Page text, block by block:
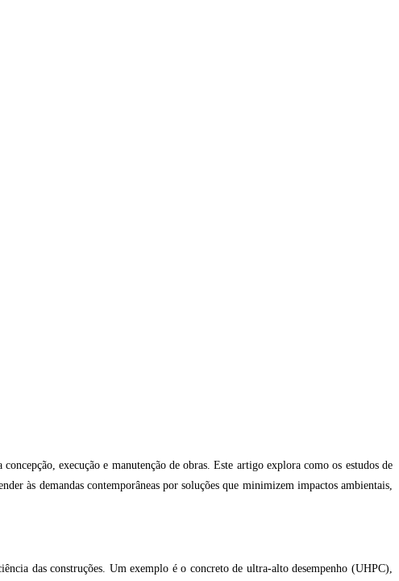
execução e manutenção de obras. Este artigo explora como os estudos de
às demandas contemporâneas por soluções que minimizem impactos ambientais,
das construções. Um exemplo é o concreto de ultra-alto desempenho (UHPC),